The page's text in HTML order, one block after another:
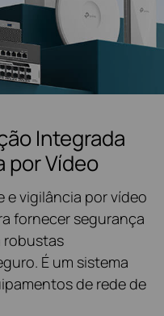
Integrada
por Vídeo
e vigilância por vídeo
fornecer segurança
robustas
É um sistema
de rede de